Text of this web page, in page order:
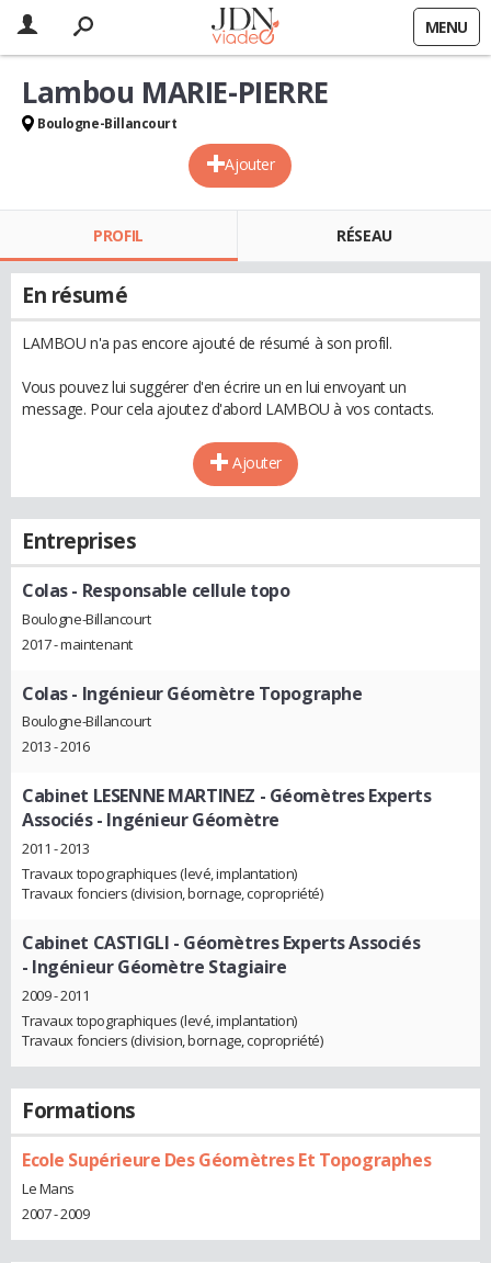
MENU
Ajouter
Lambou MARIE-PIERRE
Boulogne-Billancourt
PROFIL RÉSEAU
En résumé
LAMBOU n'a pas encore ajouté de résumé à son profil.
Vous pouvez lui suggérer d'en écrire un en lui envoyant un
message. Pour cela ajoutez d'abord LAMBOU à vos contacts.
Ajouter
Entreprises
Colas- Responsable cellule topo
Boulogne-Billancourt
2017 - maintenant
Colas- Ingénieur Géomètre Topographe
Boulogne-Billancourt
2013 - 2016
Cabinet LESENNE MARTINEZ - Géomètres Experts
Associés- Ingénieur Géomètre
2011 - 2013
Travaux topographiques (levé, implantation)
Travaux fonciers (division, bornage, copropriété)
Cabinet CASTIGLI - Géomètres Experts Associés
- Ingénieur Géomètre Stagiaire
2009 - 2011
Travaux topographiques (levé, implantation)
Travaux fonciers (division, bornage, copropriété)
Formations
Ecole Supérieure Des Géomètres Et Topographes
Le Mans
2007 - 2009